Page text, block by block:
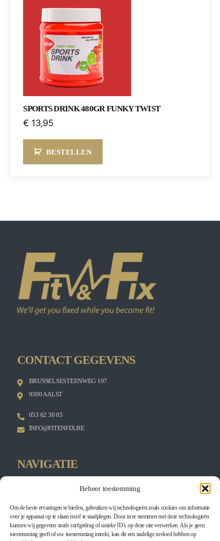
Beheer toestemming
Om de beste ervaringen te bieden, gebruiken wij technologieën zoals cookies om informatie
over je apparaat op te slaan en/of te raadplegen. Door in te stemmen met deze technologieën
kunnen wij gegevens zoals surfgedrag of unieke ID's op deze site verwerken. Als je geen
toestemming geeft of uw toestemming intrekt, kan dit een nadelige invloed hebben op
SPORTS DRINK 480GR FUNKY TWIST
€ 13,95
BESTELLEN
CONTACT GEGEVENS
BRUSSELSESTEENWEG 197
9300 AALST
053 62 30 05
INFO@FITENFIX.BE
NAVIGATIE
EGYM
PERSONAL TRAINING
WINBACK